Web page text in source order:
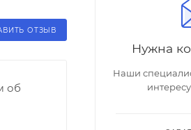
ОТЗЫВ
об
Нужна
Наши